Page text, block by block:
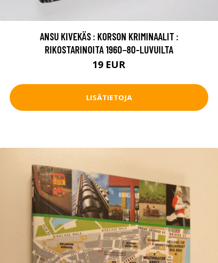
ANSU KIVEKÄS : KORSON KRIMINAALIT :
RIKOSTARINOITA 1960−80-LUVUILTA
19 EUR
LISÄTIETOJA